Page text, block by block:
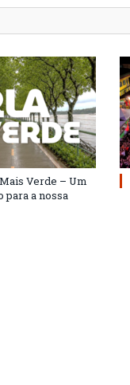
Verde – Um
para a nossa